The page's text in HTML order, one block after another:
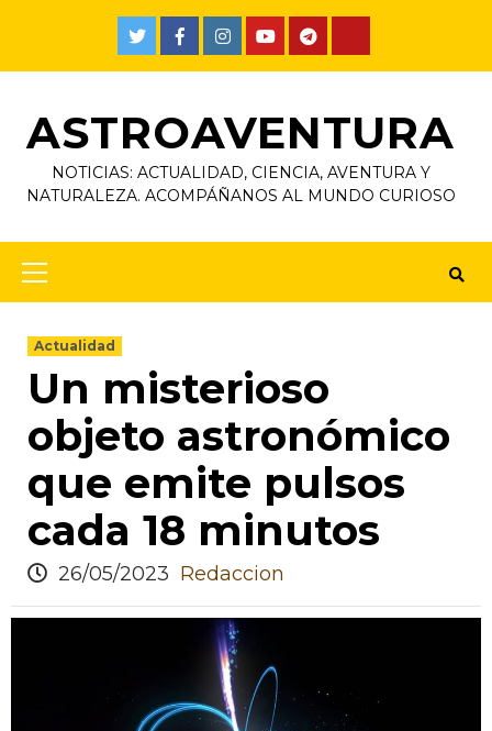
ASTROAVENTURA
NOTICIAS: ACTUALIDAD, CIENCIA, AVENTURA Y
NATURALEZA. ACOMPÁÑANOS AL MUNDO CURIOSO
Actualidad
Un misterioso
objeto astronómico
que emite pulsos
cada 18 minutos
26/05/2023 Redaccion